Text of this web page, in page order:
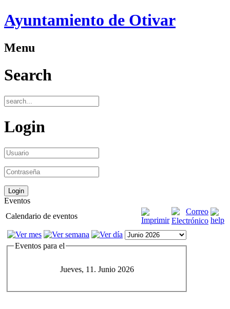
Ayuntamiento de Otivar
Menu
Search
Login
Eventos
Calendario de eventos
Eventos para el
Jueves, 11. Junio 2026